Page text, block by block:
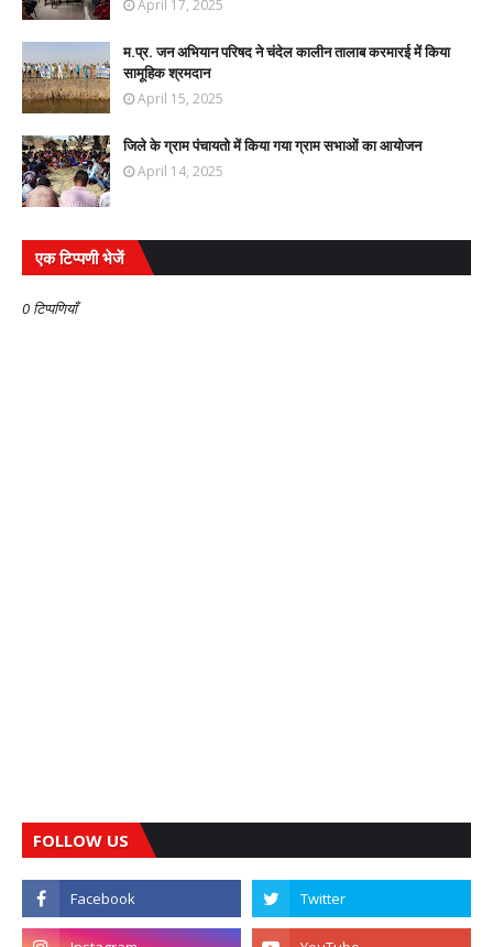
April 17, 2025
म.प्र. जन अभियान परिषद ने चंदेल कालीन तालाब करमारई में किया
सामूहिक श्रमदान
April 15, 2025
जिले के ग्राम पंचायतो में किया गया ग्राम सभाओं का आयोजन
April 14, 2025
एक टिप्पणी भेजें
0 टिप्पणियाँ
FOLLOW US